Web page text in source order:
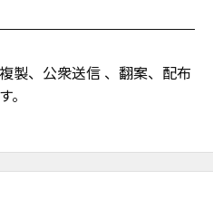
製、公衆送信 、翻案、配布